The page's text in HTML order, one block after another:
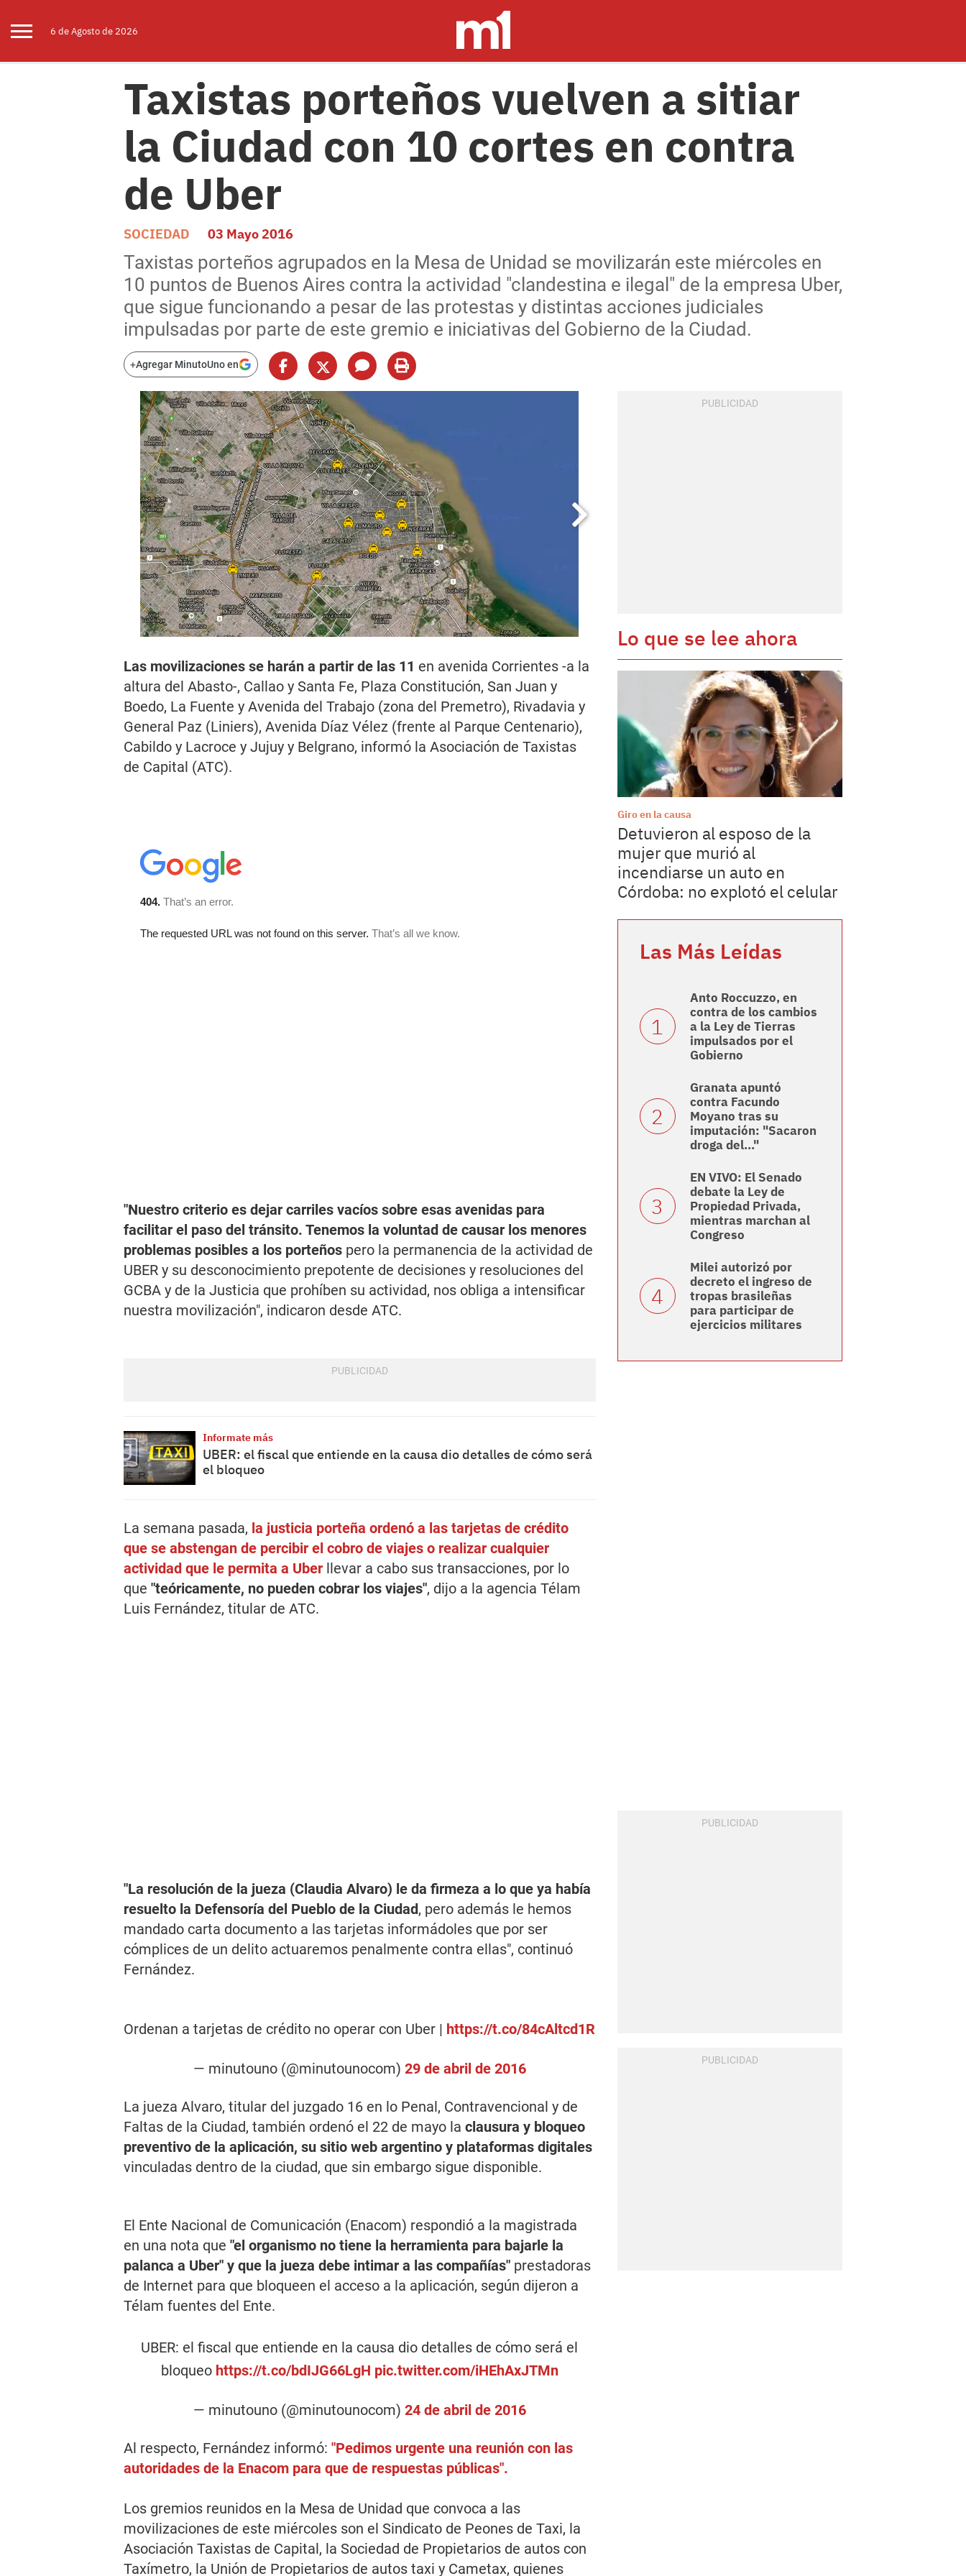
6 deAgostode 2026
Taxistas porteños vuelven a sitiar
la Ciudad con 10 cortes en contra
de Uber
SOCIEDAD 03 Mayo 2016
Taxistas porteños agrupados en la Mesa de Unidad se movilizarán este miércoles en
10 puntos de Buenos Aires contra la actividad "clandestina e ilegal" de la empresa Uber,
que sigue funcionando a pesar de las protestas y distintas acciones judiciales
impulsadas por parte de este gremio e iniciativas del Gobierno de la Ciudad.
+Agregar MinutoUno en
Las movilizaciones se harán a partir de las 11 en avenida Corrientes -a la
altura del Abasto-, Callao y Santa Fe, Plaza Constitución, San Juan y
Boedo, La Fuente y Avenida del Trabajo (zona del Premetro), Rivadavia y
General Paz (Liniers), Avenida Díaz Vélez (frente al Parque Centenario),
Cabildo y Lacroce y Jujuy y Belgrano, informó la Asociación de Taxistas
de Capital (ATC).
"Nuestro criterio es dejar carriles vacíos sobre esas avenidas para
facilitar el paso del tránsito. Tenemos la voluntad de causar los menores
problemas posibles a los porteños pero la permanencia de la actividad de
UBER y su desconocimiento prepotente de decisiones y resoluciones del
GCBA y de la Justicia que prohíben su actividad, nos obliga a intensificar
nuestra movilización", indicaron desde ATC.
Informate más
UBER: el fiscal que entiende en la causa dio detalles de cómo será
el bloqueo
La semana pasada, la justicia porteña ordenó a las tarjetas de crédito
que se abstengan de percibir el cobro de viajes o realizar cualquier
actividad que le permita a Uber llevar a cabo sus transacciones, por lo
que "teóricamente, no pueden cobrar los viajes", dijo a la agencia Télam
Luis Fernández, titular de ATC.
"La resolución de la jueza (Claudia Alvaro) le da firmeza a lo que ya había
resuelto la Defensoría del Pueblo de la Ciudad, pero además le hemos
mandado carta documento a las tarjetas informádoles que por ser
cómplices de un delito actuaremos penalmente contra ellas", continuó
Fernández.
Ordenan a tarjetas de crédito no operar con Uber | https://t.co/84cAltcd1R
— minutouno (@minutounocom) 29 de abril de 2016
La jueza Alvaro, titular del juzgado 16 en lo Penal, Contravencional y de
Faltas de la Ciudad, también ordenó el 22 de mayo la clausura y bloqueo
preventivo de la aplicación, su sitio web argentino y plataformas digitales
vinculadas dentro de la ciudad, que sin embargo sigue disponible.
El Ente Nacional de Comunicación (Enacom) respondió a la magistrada
en una nota que "el organismo no tiene la herramienta para bajarle la
palanca a Uber" y que la jueza debe intimar a las compañías" prestadoras
de Internet para que bloqueen el acceso a la aplicación, según dijeron a
Télam fuentes del Ente.
UBER: el fiscal que entiende en la causa dio detalles de cómo será el
bloqueo https://t.co/bdIJG66LgH pic.twitter.com/iHEhAxJTMn
— minutouno (@minutounocom) 24 de abril de 2016
Al respecto, Fernández informó: "Pedimos urgente una reunión con las
autoridades de la Enacom para que de respuestas públicas".
Los gremios reunidos en la Mesa de Unidad que convoca a las
movilizaciones de este miércoles son el Sindicato de Peones de Taxi, la
Asociación Taxistas de Capital, la Sociedad de Propietarios de autos con
Taxímetro, la Unión de Propietarios de autos taxi y Cametax, quienes
Lo que se lee ahora
Giro en la causa
Detuvieron al esposo de la
mujer que murió al
incendiarse un auto en
Córdoba: no explotó el celular
Las Más Leídas
Anto Roccuzzo, en
contra de los cambios
a la Ley de Tierras
impulsados por el
Gobierno
Granata apuntó
contra Facundo
Moyano tras su
imputación: "Sacaron
droga del..."
EN VIVO: El Senado
debate la Ley de
Propiedad Privada,
mientras marchan al
Congreso
Milei autorizó por
decreto el ingreso de
tropas brasileñas
para participar de
ejercicios militares